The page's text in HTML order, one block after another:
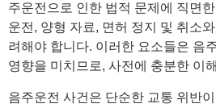
주운전으로 인한 법적 문제에 직면
운전, 양형 자료, 면허 정지 및 취소
려해야 합니다. 이러한 요소들은 음
영향을 미치므로, 사전에 충분한 이
음주운전 사건은 단순한 교통 위반